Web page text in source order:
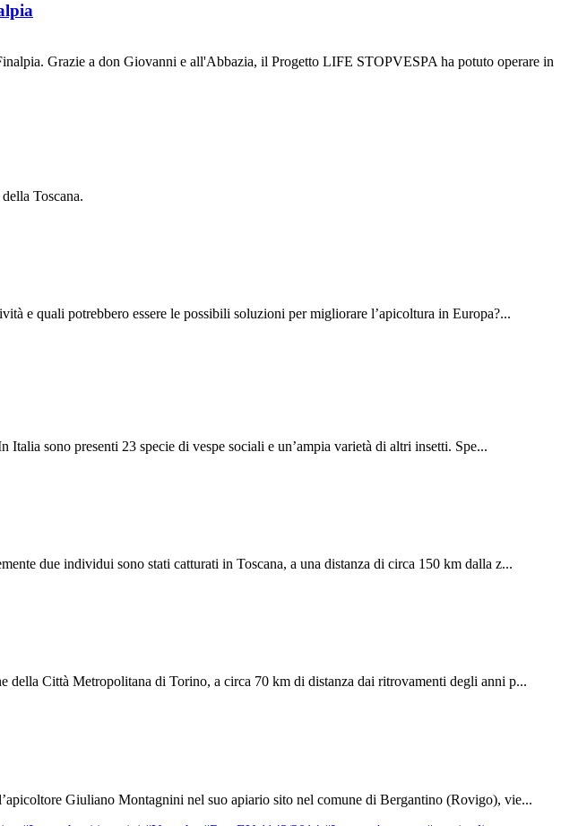
Grazie a don Giovanni e all'Abbazia, il Progetto LIFE STOPVESPA ha potuto operare in
Toscana.
e quali potrebbero essere le possibili soluzioni per migliorare l’apicoltura in Europa?...
sono presenti 23 specie di vespe sociali e un’ampia varietà di altri insetti. Spe...
due individui sono stati catturati in Toscana, a una distanza di circa 150 km dalla z...
della Città Metropolitana di Torino, a circa 70 km di distanza dai ritrovamenti degli anni p...
Giuliano Montagnini nel suo apiario sito nel comune di Bergantino (Rovigo), vie...